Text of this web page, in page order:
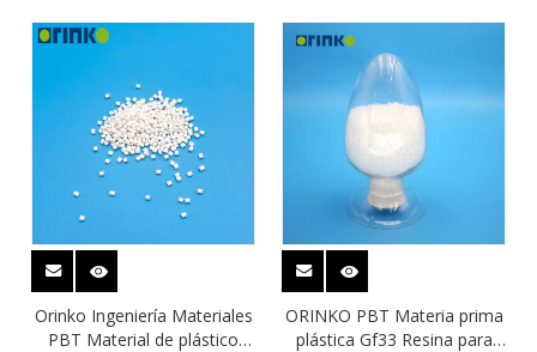
Orinko Ingeniería Materiales
PBT Material de plástico
ORINKO PBT Materia prima
plástica Gf33 Resina para